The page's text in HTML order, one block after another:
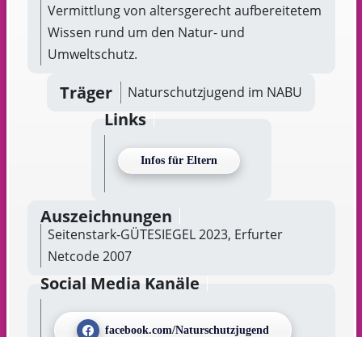
Vermittlung von altersgerecht aufbereitetem
Wissen rund um den Natur- und
Umweltschutz.
Träger Naturschutzjugend im NABU
Links
Infos für Eltern
Auszeichnungen
Seitenstark-GÜTESIEGEL 2023, Erfurter
Netcode 2007
Social Media Kanäle
facebook.com/Naturschutzjugend